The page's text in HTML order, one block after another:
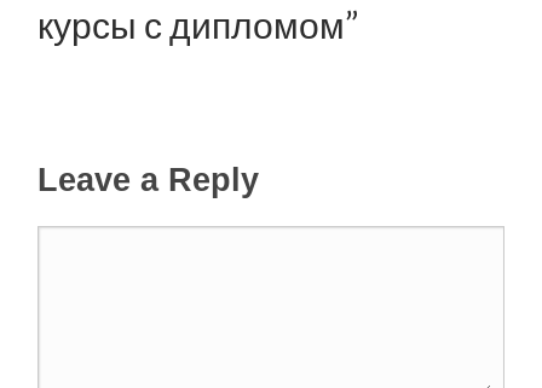
курсы с дипломом”
Leave a Reply